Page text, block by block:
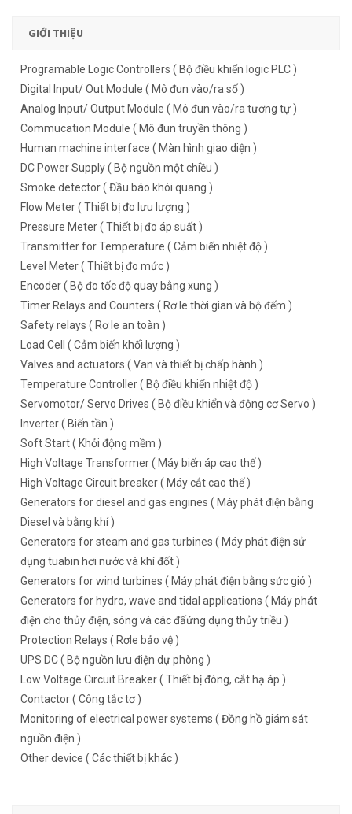
GIỚI THIỆU
Programable Logic Controllers ( Bộ điều khiển logic PLC )
Digital Input/ Out Module ( Mô đun vào/ra số )
Analog Input/ Output Module ( Mô đun vào/ra tương tự )
Commucation Module ( Mô đun truyền thông )
Human machine interface ( Màn hình giao diện )
DC Power Supply ( Bộ nguồn một chiều )
Smoke detector ( Đầu báo khói quang )
Flow Meter ( Thiết bị đo lưu lượng )
Pressure Meter ( Thiết bị đo áp suất )
Transmitter for Temperature ( Cảm biến nhiệt độ )
Level Meter ( Thiết bị đo mức )
Encoder ( Bộ đo tốc độ quay bằng xung )
Timer Relays and Counters ( Rơ le thời gian và bộ đếm )
Safety relays ( Rơ le an toàn )
Load Cell ( Cảm biến khối lượng )
Valves and actuators ( Van và thiết bị chấp hành )
Temperature Controller ( Bộ điều khiển nhiệt độ )
Servomotor/ Servo Drives ( Bộ điều khiển và động cơ Servo )
Inverter ( Biến tần )
Soft Start ( Khởi động mềm )
High Voltage Transformer ( Máy biến áp cao thế )
High Voltage Circuit breaker ( Máy cắt cao thế )
Generators for diesel and gas engines ( Máy phát điện bằng
Diesel và bằng khí )
Generators for steam and gas turbines ( Máy phát điện sử
dụng tuabin hơi nước và khí đốt )
Generators for wind turbines ( Máy phát điện bằng sức gió )
Generators for hydro, wave and tidal applications ( Máy phát
điện cho thủy điện, sóng và các đấứng dụng thủy triều )
Protection Relays ( Rơle bảo vệ )
UPS DC ( Bộ nguồn lưu điện dự phòng )
Low Voltage Circuit Breaker ( Thiết bị đóng, cắt hạ áp )
Contactor ( Công tắc tơ )
Monitoring of electrical power systems ( Đồng hồ giám sát
nguồn điện )
Other device ( Các thiết bị khác )